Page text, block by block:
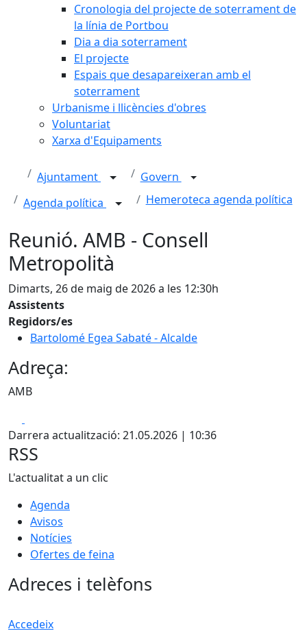
Cronologia del projecte de soterrament de
la línia de Portbou
Dia a dia soterrament
El projecte
Espais que desapareixeran amb el
soterrament
Urbanisme i llicències d'obres
Voluntariat
Xarxa d'Equipaments
Ajuntament
Govern
Agenda política
Hemeroteca agenda política
Reunió. AMB - Consell
Metropolità
Dimarts, 26 de maig de 2026 a les 12:30h
Assistents
Regidors/es
Bartolomé Egea Sabaté - Alcalde
Adreça:
AMB
Darrera actualització: 21.05.2026 | 10:36
RSS
L'actualitat a un clic
Agenda
Avisos
Notícies
Ofertes de feina
Adreces i telèfons
Accedeix